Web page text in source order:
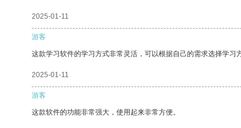
2025-01-11
游客
这款学习软件的学习方式非常灵活，可以根据自己的需求选择学习
2025-01-11
游客
这款软件的功能非常强大，使用起来非常方便。